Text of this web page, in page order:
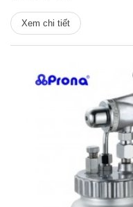
Xem chi tiết